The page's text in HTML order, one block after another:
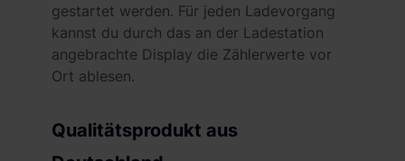
gestartet werden. Für jeden Ladevorgang
kannst du durch das an der Ladestation
angebrachte Display die Zählerwerte vor
Ort ablesen.
Qualitätsprodukt aus